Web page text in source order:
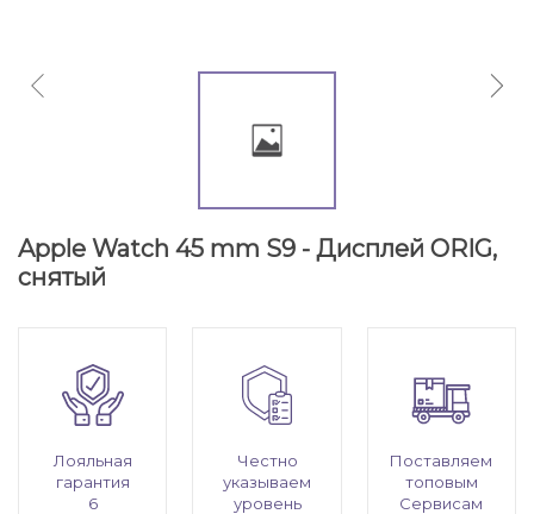
Apple Watch 45 mm S9 - Дисплей ORIG,
снятый
Лояльная
гарантия
6
Честно
указываем
уровень
Поставляем
топовым
Сервисам